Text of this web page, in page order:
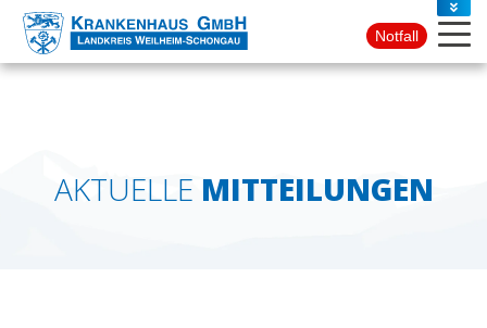
PRESSE
KONTAKT
Notfall
AKTUELLE MITTEILUNGEN